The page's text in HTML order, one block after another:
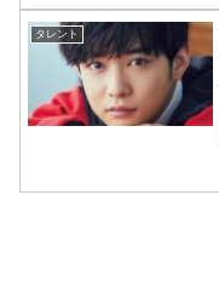
タレント